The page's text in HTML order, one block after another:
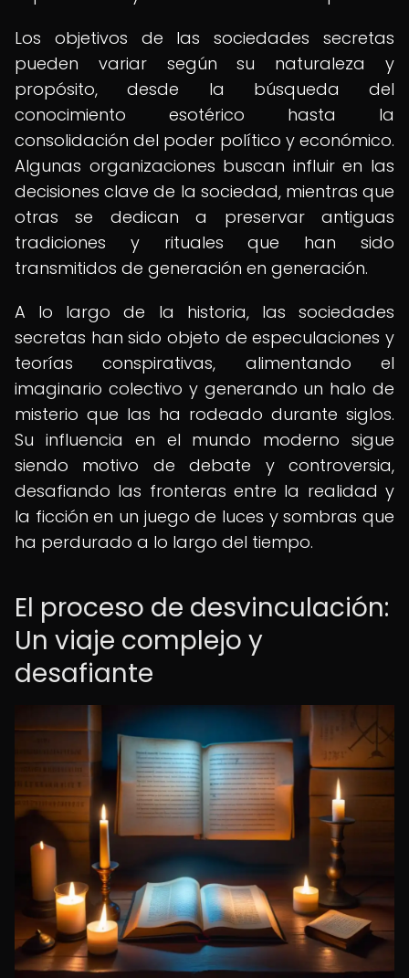
Los objetivos de las sociedades secretas
pueden variar según su naturaleza y
propósito, desde la búsqueda del
conocimiento esotérico hasta la
consolidación del poder político y económico.
Algunas organizaciones buscan influir en las
decisiones clave de la sociedad, mientras que
otras se dedican a preservar antiguas
tradiciones y rituales que han sido
transmitidos de generación en generación.
A lo largo de la historia, las sociedades
secretas han sido objeto de especulaciones y
teorías conspirativas, alimentando el
imaginario colectivo y generando un halo de
misterio que las ha rodeado durante siglos.
Su influencia en el mundo moderno sigue
siendo motivo de debate y controversia,
desafiando las fronteras entre la realidad y
la ficción en un juego de luces y sombras que
ha perdurado a lo largo del tiempo.
El proceso de desvinculación:
Un viaje complejo y
desafiante